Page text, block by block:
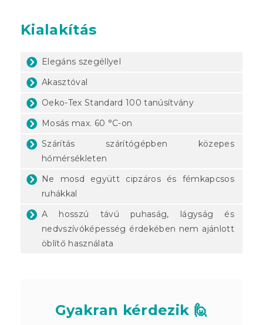
Kialakítás
Elegáns szegéllyel
Akasztóval
Oeko-Tex Standard 100 tanúsítvány
Mosás max. 60 °C-on
Szárítás szárítógépben közepes
hőmérsékleten
Ne mosd együtt cipzáros és fémkapcsos
ruhákkal
A hosszú távú puhaság, lágyság és
nedvszívóképesség érdekében nem ajánlott
öblítő használata
Gyakran kérdezik 🙋